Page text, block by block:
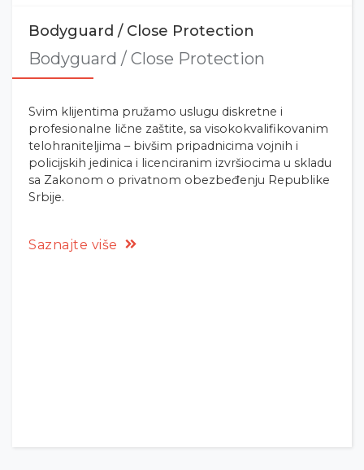
Bodyguard / Close Protection
Bodyguard / Close Protection
Svim klijentima pružamo uslugu diskretne i
profesionalne lične zaštite, sa visokokvalifikovanim
telohraniteljima – bivšim pripadnicima vojnih i
policijskih jedinica i licenciranim izvršiocima u skladu
sa Zakonom o privatnom obezbeđenju Republike
Srbije.
Saznajte više